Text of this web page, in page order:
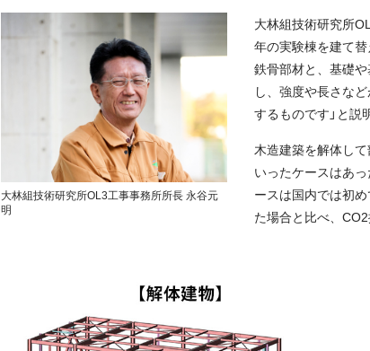
大林組技術研究所OL3工事事務所所長 永谷元
明
大林組技術研究所
年の実験棟を建て
鉄骨部材と、基礎
し、強度や長さな
するものです」と説
木造建築を解体し
いったケースはあ
ースは国内では初
た場合と比べ、